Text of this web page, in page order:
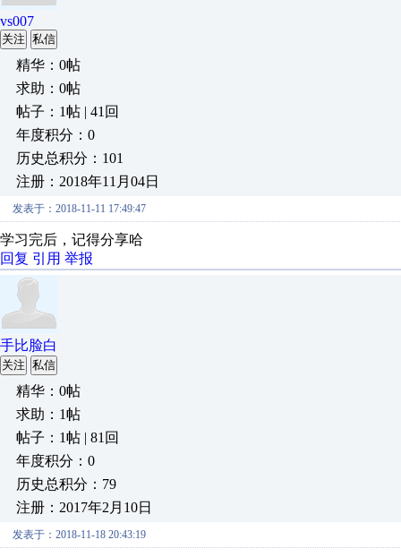
vs007
关注 私信
精华：0帖
求助：0帖
帖子：1帖 | 41回
年度积分：0
历史总积分：101
注册：2018年11月04日
发表于：2018-11-11 17:49:47
学习完后，记得分享哈
回复 引用 举报
手比脸白
关注 私信
精华：0帖
求助：1帖
帖子：1帖 | 81回
年度积分：0
历史总积分：79
注册：2017年2月10日
发表于：2018-11-18 20:43:19